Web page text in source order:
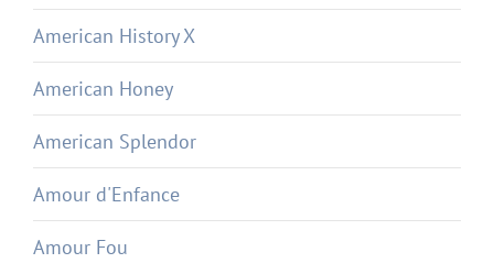
American History X
American Honey
American Splendor
Amour d'Enfance
Amour Fou